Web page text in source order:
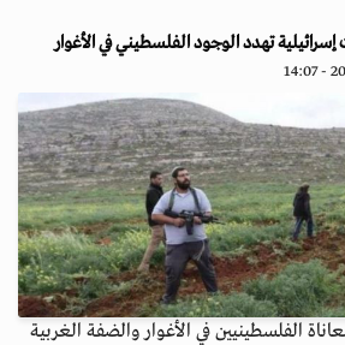
تهدد الوجود الفلسطيني في الأغوار
الفلسطينيين في الأغوار والضفة الغربية